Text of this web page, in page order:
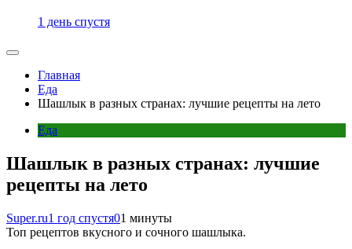
1 день спустя
Главная
Еда
Шашлык в разных странах: лучшие рецепты на лето
Еда
Шашлык в разных странах: лучшие
рецепты на лето
Super.ru1 год спустя01 минуты
Топ рецептов вкусного и сочного шашлыка.